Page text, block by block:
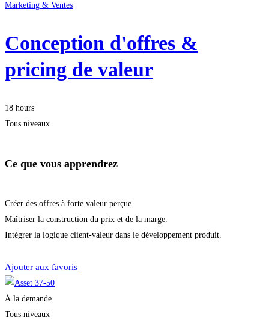
Marketing & Ventes
Conception d'offres &
pricing de valeur
18 hours
Tous niveaux
Ce que vous apprendrez
Créer des offres à forte valeur perçue.
Maîtriser la construction du prix et de la marge.
Intégrer la logique client-valeur dans le développement produit.
Ajouter aux favoris
À la demande
Tous niveaux